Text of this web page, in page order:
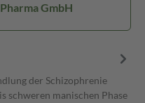
GmbH
der Schizophrenie
schweren manischen Phase